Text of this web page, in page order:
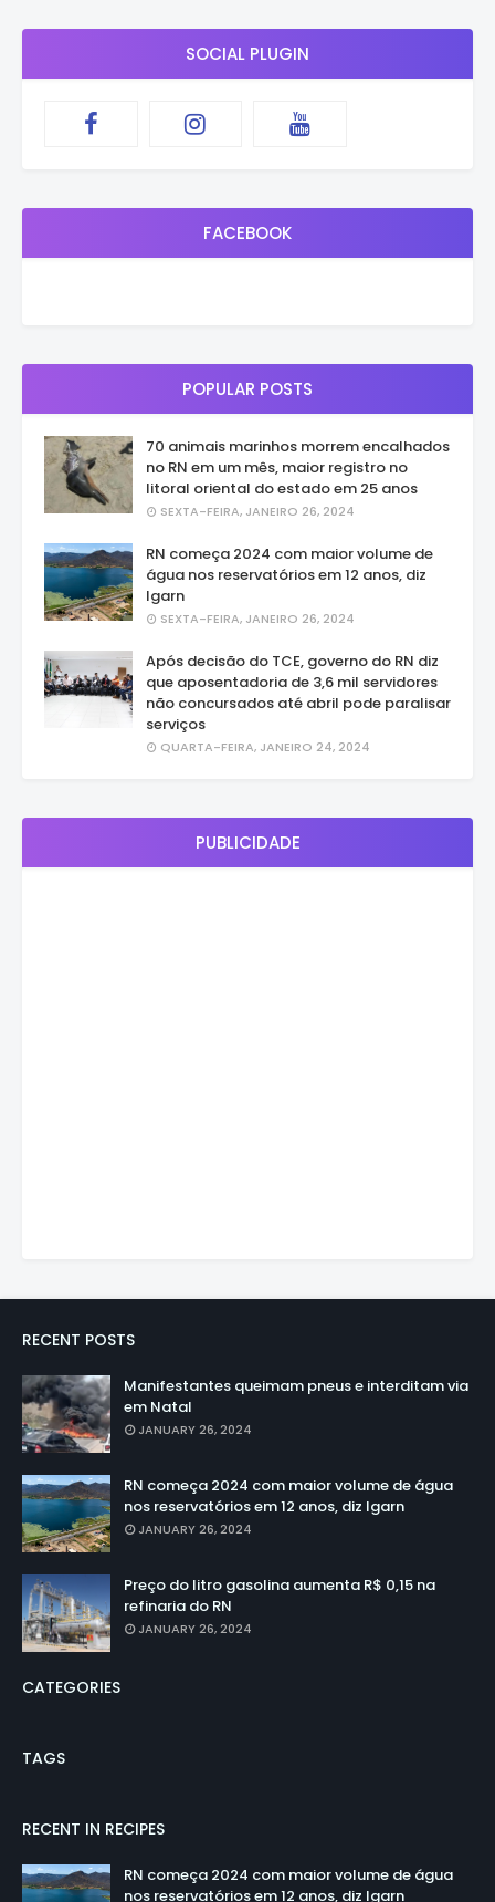
SOCIAL PLUGIN
FACEBOOK
POPULAR POSTS
70 animais marinhos morrem encalhados
no RN em um mês, maior registro no
litoral oriental do estado em 25 anos
SEXTA-FEIRA, JANEIRO 26, 2024
RN começa 2024 com maior volume de
água nos reservatórios em 12 anos, diz
Igarn
SEXTA-FEIRA, JANEIRO 26, 2024
Após decisão do TCE, governo do RN diz
que aposentadoria de 3,6 mil servidores
não concursados até abril pode paralisar
serviços
QUARTA-FEIRA, JANEIRO 24, 2024
PUBLICIDADE
RECENT POSTS
Manifestantes queimam pneus e interditam via
em Natal
JANUARY 26, 2024
RN começa 2024 com maior volume de água
nos reservatórios em 12 anos, diz Igarn
JANUARY 26, 2024
Preço do litro gasolina aumenta R$ 0,15 na
refinaria do RN
JANUARY 26, 2024
CATEGORIES
TAGS
RECENT IN RECIPES
RN começa 2024 com maior volume de água
nos reservatórios em 12 anos, diz Igarn